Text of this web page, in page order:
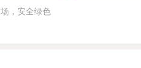
，安全绿色